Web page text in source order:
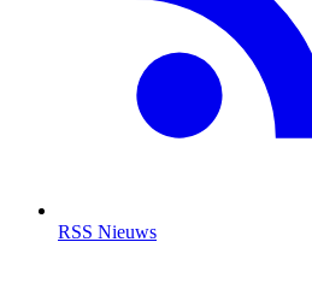
RSS Nieuws